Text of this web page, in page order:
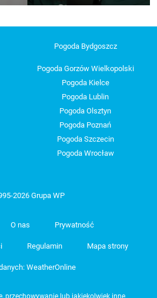
Pogoda Bydgoszcz
Pogoda Gorzów Wielkopolski
Pogoda Kielce
Pogoda Lublin
Pogoda Olsztyn
Pogoda Poznań
Pogoda Szczecin
Pogoda Wrocław
2026 Grupa WP
O nas Prywatność
Regulamin Mapa strony
WeatherOnline
przechowywanie lub jakiekolwiek inne